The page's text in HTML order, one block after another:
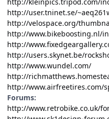
http://user.tninet.se/
http://velospace.org/
http://www.bikeboosting.nl/
http://
http://users.skynet.be/
http://www.wundel.com/
http://
http://www.airfreetires.com/
Forums:
http://www.retrobike.co.uk/